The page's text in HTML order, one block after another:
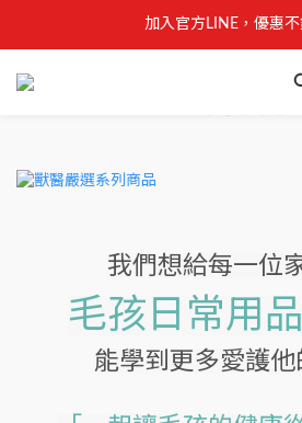
【安心聲明】 獸研所全品項未使用問
加入官方LINE，優惠不
【安心聲明】 獸研所全品項未使用
我們想給每一位
毛孩日常用
能學到更多愛護他